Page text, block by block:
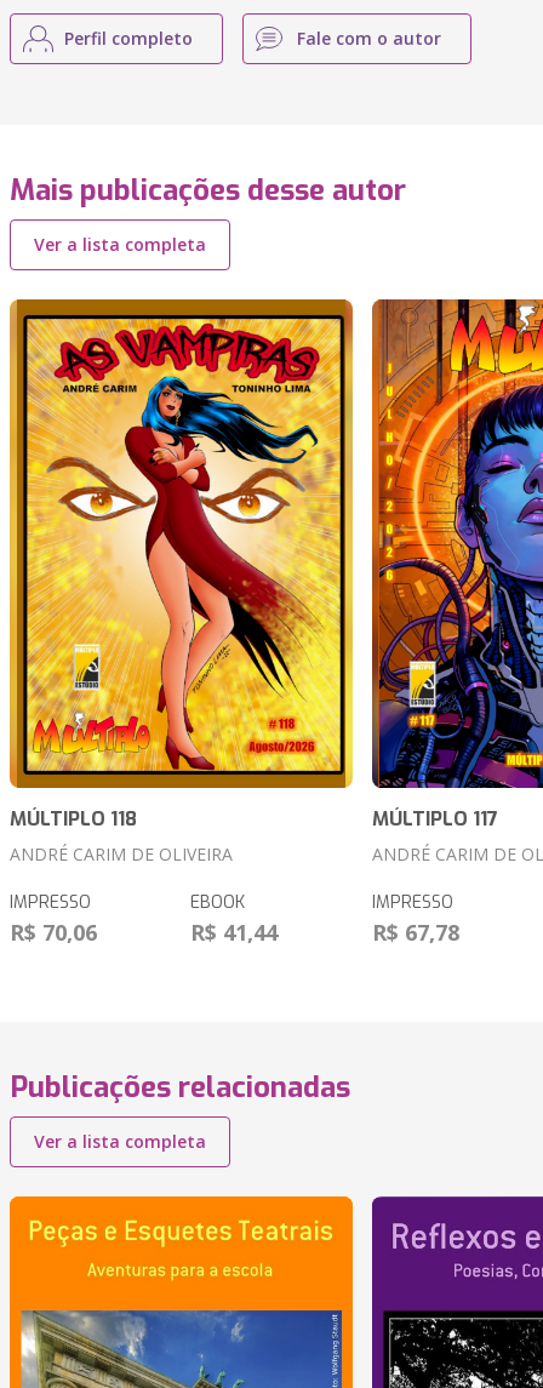
Perfil completo Fale com o autor
Mais publicações desse autor
Ver a lista completa
MÚLTIPLO 118
ANDRÉ CARIM DE OLIVEIRA
IMPRESSO
R$ 70,06
EBOOK
R$ 41,44
MÚLTIPLO 117
ANDRÉ CARIM DE
IMPRESSO
R$ 67,78
Publicações relacionadas
Ver a lista completa